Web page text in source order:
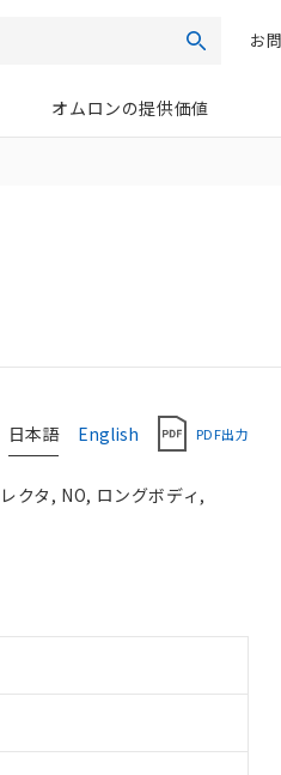
検索お
オムロンの提供価値
日本語 English PDF出力
クタ, NO, ロングボディ,